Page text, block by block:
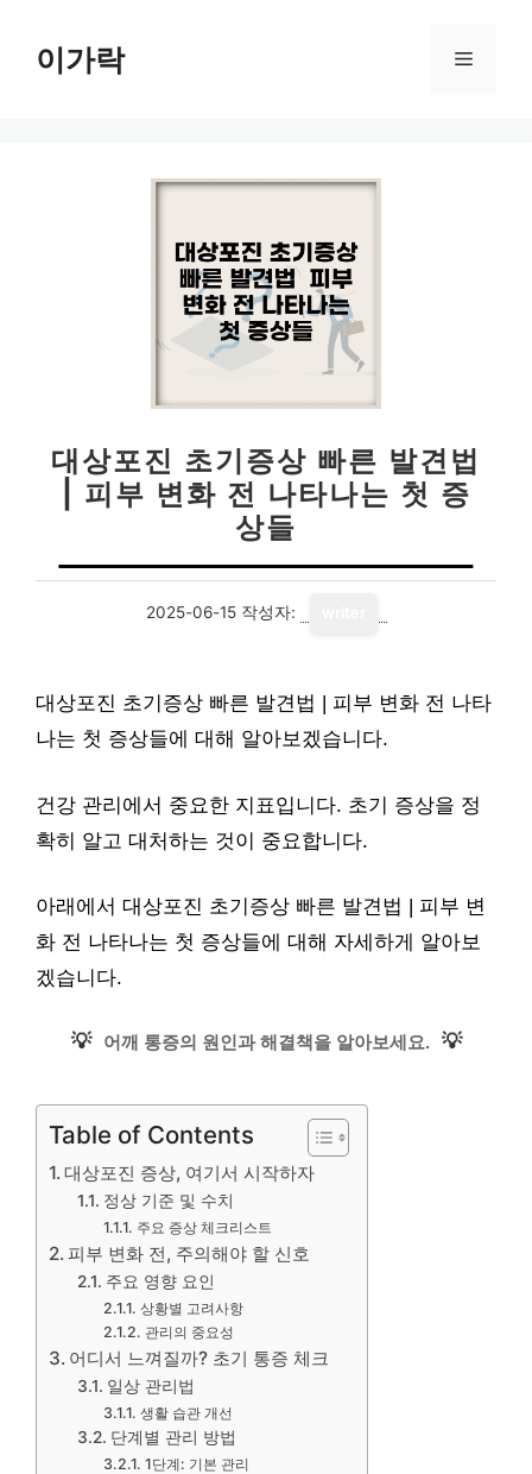
이가락 메
대상포진 초기증상 빠른 발견법
| 피부 변화 전 나타나는 첫 증
상들
2025-06-15 작성자:
대상포진 초기증상 빠른 발견법 | 피부 변화 전 나타
나는 첫 증상들에 대해 알아보겠습니다.
건강 관리에서 중요한 지표입니다. 초기 증상을 정
확히 알고 대처하는 것이 중요합니다.
아래에서 대상포진 초기증상 빠른 발견법 | 피부 변
화 전 나타나는 첫 증상들에 대해 자세하게 알아보
겠습니다.
💡 어깨 통증의 원인과 해결책을 알아보세요. 💡
Table of Contents
대상포진 증상, 여기서 시작하자
정상 기준 및 수치
주요 증상 체크리스트
피부 변화 전, 주의해야 할 신호
주요 영향 요인
상황별 고려사항
관리의 중요성
어디서 느껴질까? 초기 통증 체크
일상 관리법
생활 습관 개선
단계별 관리 방법
1단계: 기본 관리